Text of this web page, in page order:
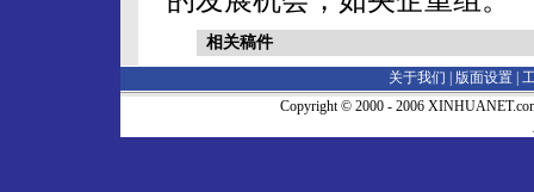
相关稿件
关于我们 | 版面设置
Copyright © 2000 - 2006